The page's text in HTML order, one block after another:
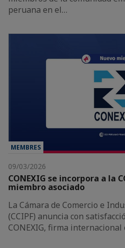
peruana en el…
MEMBRES
09/03/2026
CONEXIG se incorpora a la
miembro asociado
La Cámara de Comercio e
(CCIPF) anuncia con
CONEXIG, firma